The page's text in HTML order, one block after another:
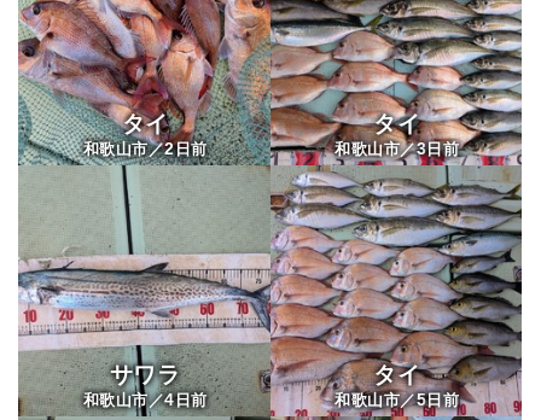
タイ
和歌山市／2日前
タイ
和歌山市／3日前
サワラ
和歌山市／4日前
タイ
和歌山市／5日前